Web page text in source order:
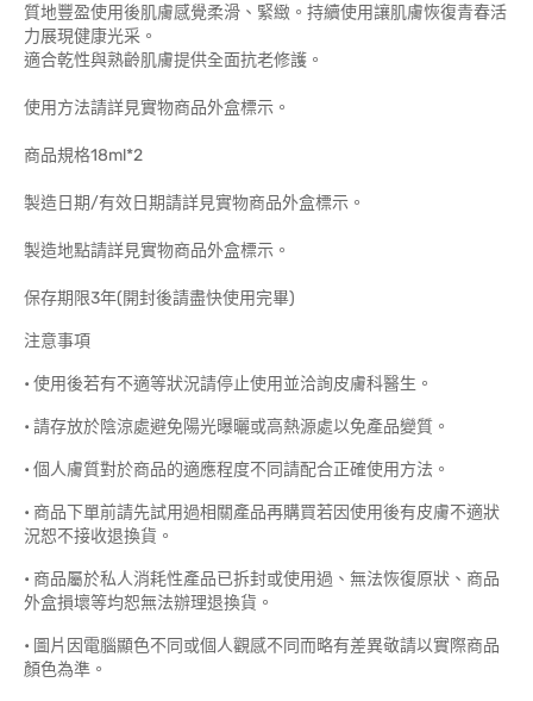
質地豐盈使用後肌膚感覺柔滑、緊緻。持續使用讓肌膚恢復青春活
力展現健康光采。
適合乾性與熟齡肌膚提供全面抗老修護。
使用方法請詳見實物商品外盒標示。
商品規格18ml*2
製造日期/有效日期請詳見實物商品外盒標示。
製造地點請詳見實物商品外盒標示。
保存期限3年(開封後請盡快使用完畢)
注意事項
• 使用後若有不適等狀況請停止使用並洽詢皮膚科醫生。
• 請存放於陰涼處避免陽光曝曬或高熱源處以免產品變質。
• 個人膚質對於商品的適應程度不同請配合正確使用方法。
• 商品下單前請先試用過相關產品再購買若因使用後有皮膚不適狀
況恕不接收退換貨。
• 商品屬於私人消耗性產品已拆封或使用過、無法恢復原狀、商品
外盒損壞等均恕無法辦理退換貨。
• 圖片因電腦顯色不同或個人觀感不同而略有差異敬請以實際商品
顏色為準。